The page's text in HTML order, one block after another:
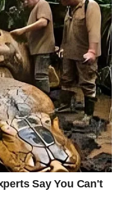
veru u lepše
dolazi period tokom
Ljubav će vam
finansije veću
vaš rad i trud cene.
počeće da se
Shvatićete da